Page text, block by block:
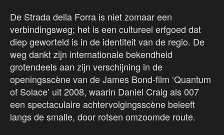
De Strada della Forra is niet zomaar een
verbindingsweg; het is een cultureel erfgoed dat
diep geworteld is in de identiteit van de regio. De
weg dankt zijn internationale bekendheid
grotendeels aan zijn verschijning in de
openingsscène van de James Bond-film ‘Quantum
of Solace’ uit 2008, waarin Daniel Craig als 007
een spectaculaire achtervolgingsscène beleeft
langs de smalle, door rotsen omzoomde route.